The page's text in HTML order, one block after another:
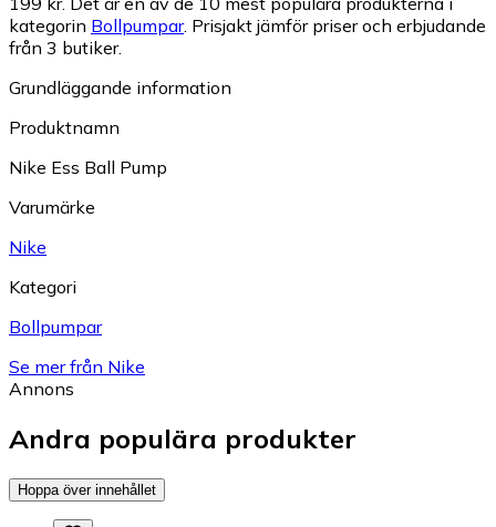
kategorin Bollpumpar. Prisjakt jämför priser och erbjudande
från 3 butiker.
Grundläggande information
Produktnamn
Nike Ess Ball Pump
Varumärke
Nike
Kategori
Bollpumpar
Se mer från Nike
Annons
Andra populära produkter
Hoppa över innehållet